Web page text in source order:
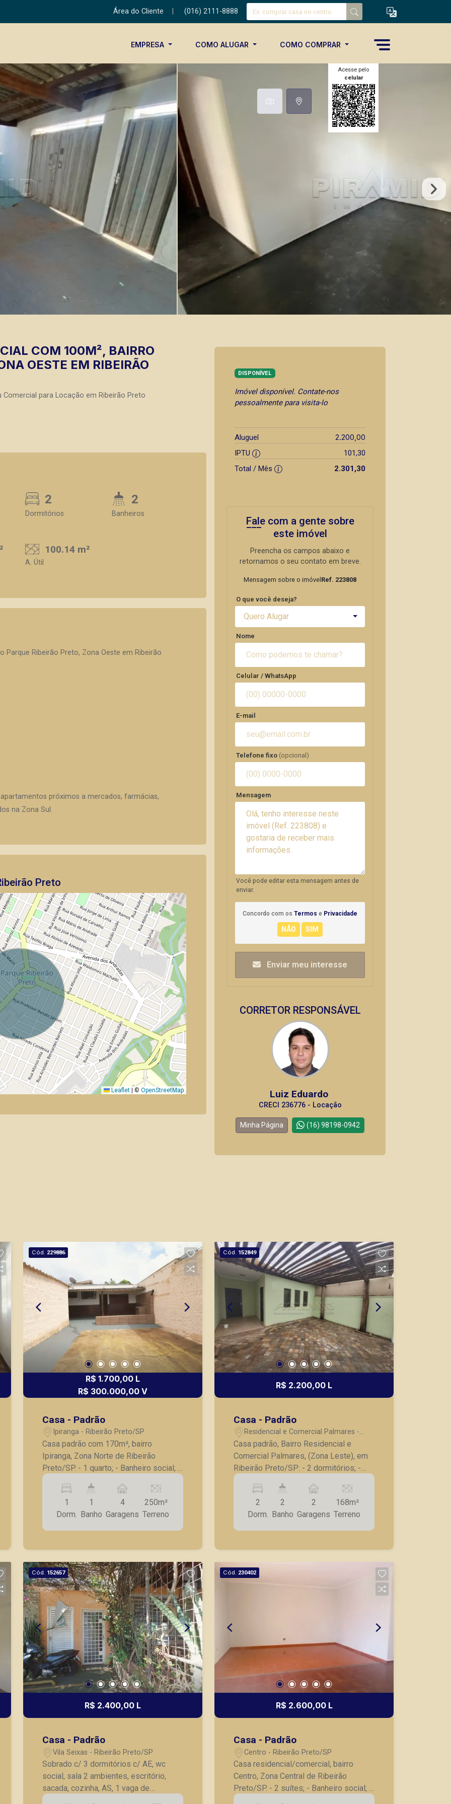
Área do Cliente (016) 2111-8888
EMPRESA COMO ALUGAR COMO COMPRAR
Acesse pelo
celular
COM 100M², BAIRRO
OESTE EM RIBEIRÃO
Comercial para Locação em Ribeirão Preto
2
Dormitórios
2
Banheiros
100.14 m²
A. Útil
Parque Ribeirão Preto, Zona Oeste em Ribeirão
próximos a mercados, farmácias,
na Zona Sul.
Preto
Leaflet © OpenStreetMap
DISPONÍVEL
Imóvel disponível. Contate-nos
pessoalmente para visita-lo
Aluguel 2.200,00
IPTU
101,30
Total / Mês
2.301,30
Fale com a gente sobre
este imóvel
Preencha os campos abaixo e
retornamos o seu contato em breve.
Mensagem sobre o imóvel Ref. 223808
O que você deseja?
Quero Alugar
Nome
Celular / WhatsApp
E-mail
Telefone fixo (opcional)
Mensagem
Você pode editar esta mensagem antes de
enviar.
Concordo com os Termos e Privacidade
Enviar meu interesse
CORRETOR RESPONSÁVEL
Luiz Eduardo
CRECI 236776 - Locação
Minha Página (16) 98198-0942
Cód. 229886
R$ 1.700,00 L
R$ 300.000,00 V
Casa - Padrão
Ipiranga - Ribeirão Preto/SP
Casa padrão com 170m², bairro
Ipiranga, Zona Norte de Ribeirão
Preto/SP. - 1 quarto; - Banheiro social; -
Cozinha; - Área de serviço; - Varanda; -
Quintal amplo; - 4 vagas de garagem. A
Piramid tem como objetivo atender
seus clientes com agilidade e
segurança, em locação, vendas de
nos principais lançamentos da cidade
de Ribeirão Preto.
1
Dorm.
1
Banho
4
Garagens
250m²
Terreno
Cód. 152849
R$ 2.200,00 L
Casa - Padrão
Residencial e Comercial Palmares -
Ribeirão Preto/SP
Casa padrão, Bairro Residencial e
Comercial Palmares, (Zona Leste), em
Ribeirão Preto/SP: - 2 dormitórios; -
Banheiro social; - Sala para 2
ambientes; - Cozinha com gabinete; -
Despensa; - Lavanderia; - Quintal; -
Varanda com churrasqueira e fogão a
lenha; - 2 vagas de garagem. A Piramid
clientes com agilidade e segurança, em
locação, vendas de imóveis prontos,
usados ou mesmo nos principais
2
Dorm.
2
Banho
2
Garagens
168m²
Terreno
Cód. 152657
R$ 2.400,00 L
Casa - Padrão
Vila Seixas - Ribeirão Preto/SP
Sobrado c/ 3 dormitórios c/ AE, wc
social, sala 2 ambientes, escritório,
sacada, cozinha, AS, 1 vaga de
garagem.
Cód. 230402
R$ 2.600,00 L
Casa - Padrão
Centro - Ribeirão Preto/SP
Casa residencial/comercial, bairro
Centro, Zona Central de Ribeirão
Preto/SP. - 2 suítes; - Banheiro social; -
2 salas; - Cozinha ampla; - Área de